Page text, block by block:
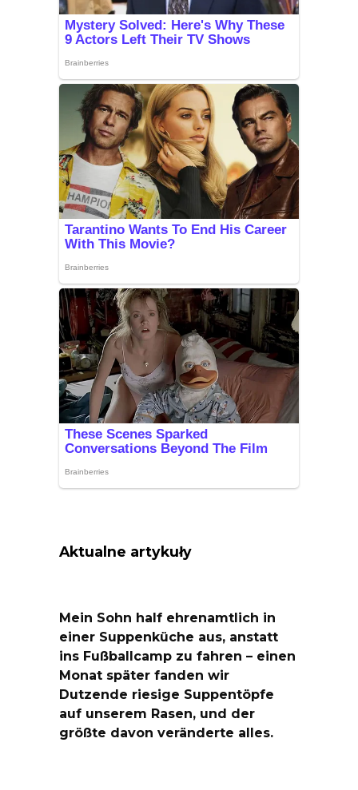
Aktualne artykuły
Mein Sohn half ehrenamtlich in
einer Suppenküche aus, anstatt
ins Fußballcamp zu fahren – einen
Monat später fanden wir
Dutzende riesige Suppentöpfe
auf unserem Rasen, und der
größte davon veränderte alles.